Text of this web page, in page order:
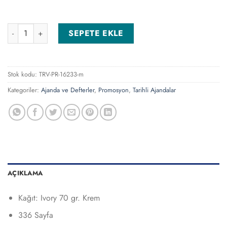
Taslama-GS20x28 Spiralli Günlük Ajanda adet
SEPETE EKLE
Stok kodu: TRV-PR-16233-m
Kategoriler: Ajanda ve Defterler, Promosyon, Tarihli Ajandalar
AÇIKLAMA
Kağıt: Ivory 70 gr. Krem
336 Sayfa